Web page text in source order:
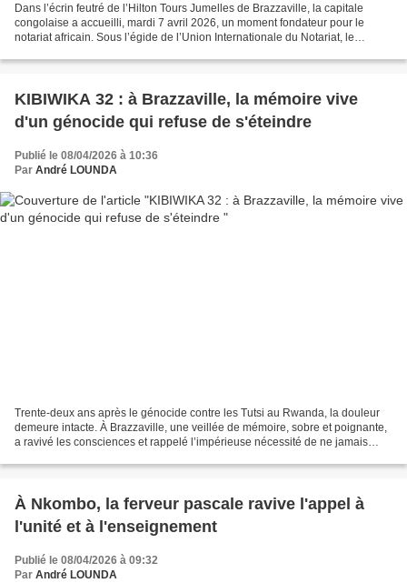
Dans l’écrin feutré de l’Hilton Tours Jumelles de Brazzaville, la capitale
congolaise a accueilli, mardi 7 avril 2026, un moment fondateur pour le
notariat africain. Sous l’égide de l’Union Internationale du Notariat, le
KIBIWIKA 32 : à Brazzaville, la mémoire vive
d'un génocide qui refuse de s'éteindre
Publié le 08/04/2026 à 10:36
Par André LOUNDA
Trente-deux ans après le génocide contre les Tutsi au Rwanda, la douleur
demeure intacte. À Brazzaville, une veillée de mémoire, sobre et poignante,
a ravivé les consciences et rappelé l’impérieuse nécessité de ne jamais
À Nkombo, la ferveur pascale ravive l'appel à
l'unité et à l'enseignement
Publié le 08/04/2026 à 09:32
Par André LOUNDA